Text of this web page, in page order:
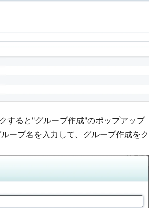
すると"グループ作成"のポップアップ
ープ名を入力して、グループ作成をク